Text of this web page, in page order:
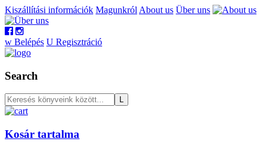
Kiszállítási információk Magunkról About us Über uns
w Belépés U Regisztráció
Search
Kosár tartalma